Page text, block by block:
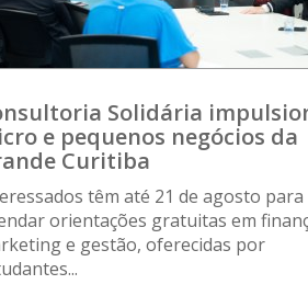
Solidária
e pequenos negócios da
Curitiba
têm até 21 de agosto para
orientações gratuitas em
e gestão, oferecidas por